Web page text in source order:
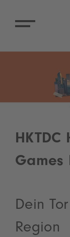
HKTDC
Games
Dein
Region